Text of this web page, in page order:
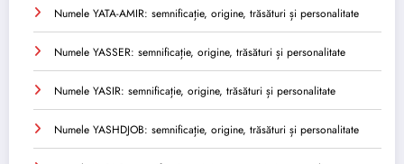
Numele YATA-AMIR: semnificație, origine, trăsături și personalitate
Numele YASSER: semnificație, origine, trăsături și personalitate
Numele YASIR: semnificație, origine, trăsături și personalitate
Numele YASHDJOB: semnificație, origine, trăsături și personalitate